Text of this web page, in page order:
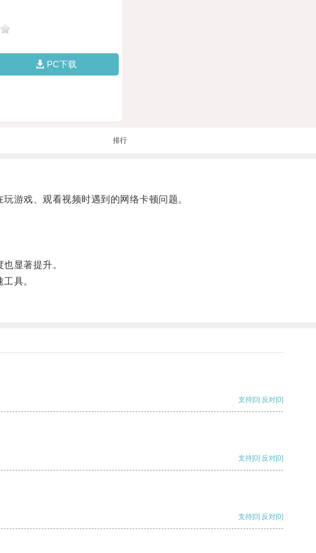
PC下载
排行
游戏、观看视频时遇到的网络卡顿问题。
显著提升。
具。
支持[0] 反对[0]
支持[0] 反对[0]
支持[0] 反对[0]